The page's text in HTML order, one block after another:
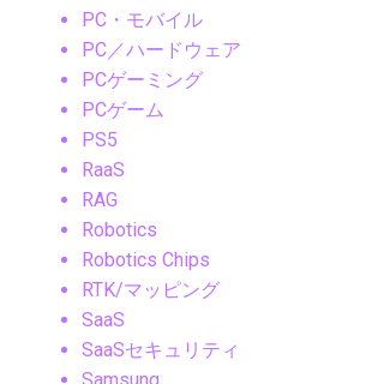
PC・モバイル
PC／ハードウェア
PCゲーミング
PCゲーム
PS5
RaaS
RAG
Robotics
Robotics Chips
RTK/マッピング
SaaS
SaaSセキュリティ